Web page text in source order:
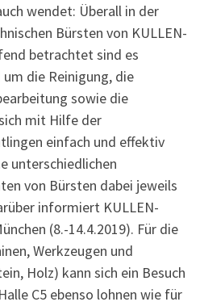
wendet: Überall in der
Bürsten von KULLEN-
betrachtet sind es
die Reinigung, die
sowie die
mit Hilfe der
einfach und effektiv
unterschiedlichen
von Bürsten dabei jeweils
informiert KULLEN-
(8.-14.4.2019). Für die
Werkzeugen und
Holz) kann sich ein Besuch
C5 ebenso lohnen wie für